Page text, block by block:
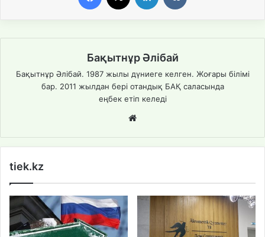
Бақытнұр Әлібай
Бақытнұр Әлібай. 1987 жылы дүниеге келген. Жоғары білімі
бар. 2011 жылдан бері отандық БАҚ саласында
еңбек етіп келеді
te
tiek.kz